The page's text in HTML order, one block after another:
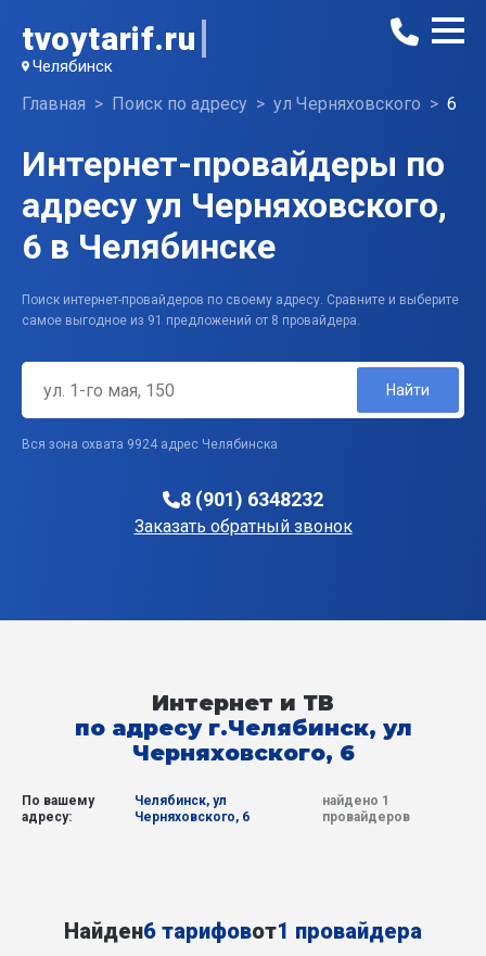
tvoytarif.ru
Челябинск
Главная Поиск по адресу ул Черняховского 6
Интернет-провайдеры по
адресу ул Черняховского,
6 в Челябинске
Поиск интернет-провайдеров по своему адресу. Сравните и выберите
самое выгодное из 91 предложений от 8 провайдера.
Найти
Вся зона охвата 9924 адрес Челябинска
8 (901) 6348232
Заказать обратный звонок
Интернет и ТВ
по адресу г.Челябинск, ул
Черняховского, 6
По вашему
адресу:
Челябинск, ул
Черняховского, 6
найдено 1
провайдеров
Найден6 тарифовот1 провайдера